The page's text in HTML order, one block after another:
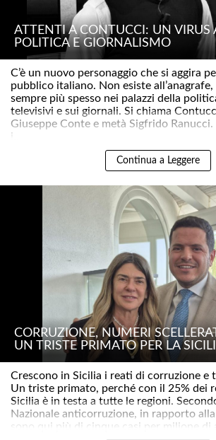
ATTENTI A CONTUCCI: UN VIRUS
POLITICA E GIORNALISMO
C’è un nuovo personaggio che si aggira
pubblico italiano. Non esiste
sempre più spesso nei palazzi della
televisivi e sui giornali. Si chiama
Giuseppe Conte e metà Sigfrido
i..
Continua a Leggere
CORRUZIONE, NUMERI
UN TRISTE PRIMATO PER LA
Crescono in Sicilia i reati di corruzione e
Un triste primato, perché con il 25% dei
Sicilia è in testa a tutte le regioni.
Nazionale anticorruzione, in rapporto
sono qui più di cinque casi per milione di